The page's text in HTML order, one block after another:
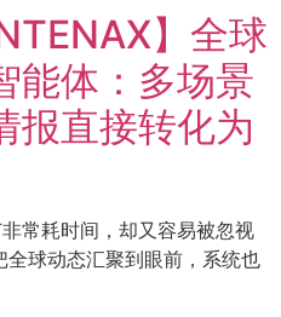
】全球
能体：多场景
报直接转化为
常耗时间，却又容易被忽视
球动态汇聚到眼前，系统也